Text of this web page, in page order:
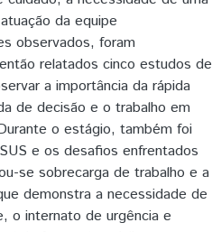
da equipe
observados, foram
relatados cinco estudos de
a importância da rápida
de decisão e o trabalho em
o estágio, também foi
e os desafios enfrentados
se sobrecarga de trabalho e a
demonstra a necessidade de
o internato de urgência e